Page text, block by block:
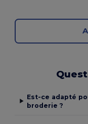
Est-ce adapté
broderie ?